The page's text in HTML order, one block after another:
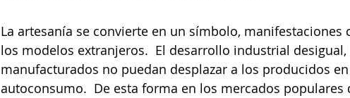
La artesanía se convierte en un símbolo,
los modelos extranjeros.  El desarrollo industrial
manufacturados no puedan desplazar a los producidos
autoconsumo.  De esta forma en los mercados populares